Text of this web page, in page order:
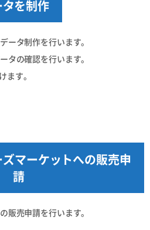
を制作
ータ制作を行います。
タの確認を行います。
ます。
マーケットへの販売申
請
販売申請を行います。